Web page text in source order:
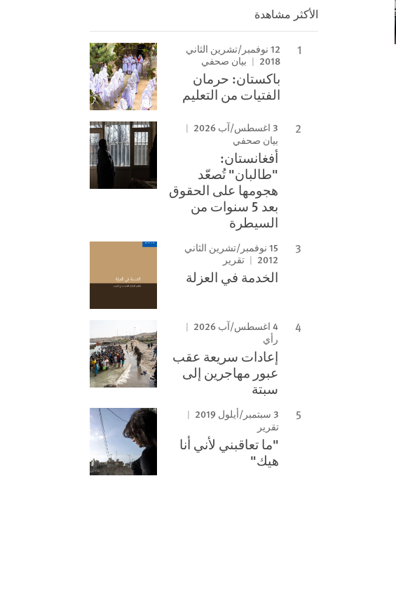
الأكثر مشاهدة
12 نوفمبر/تشرين الثاني
2018
بيان صحفي
باكستان: حرمان
الفتيات من التعليم
3 اغسطس/آب 2026
بيان صحفي
أفغانستان:
"طالبان" تُصعّد
هجومها على الحقوق
بعد 5 سنوات من
السيطرة
15 نوفمبر/تشرين الثاني
2012
تقرير
الخدمة في العزلة
4 اغسطس/آب 2026
رأي
إعادات سريعة عقب
عبور مهاجرين إلى
سبتة
3 سبتمبر/أيلول 2019
تقرير
"ما تعاقبني لأني أنا
هيك"